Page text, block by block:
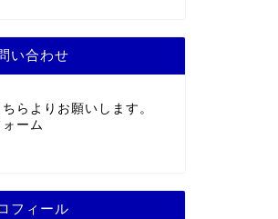
い合わせ
らよりお願いします。
ーム
フィール